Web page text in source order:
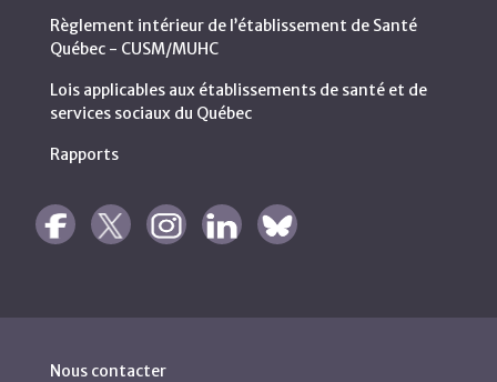
Règlement intérieur de l’établissement de Santé
Québec - CUSM/MUHC
Lois applicables aux établissements de santé et de
services sociaux du Québec
Rapports
Nous contacter